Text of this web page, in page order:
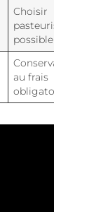
Choisir
pasteurisé si
possible
Conservation
au frais
obligatoire